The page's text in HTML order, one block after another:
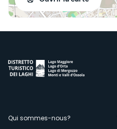
Qui sommes-nous?